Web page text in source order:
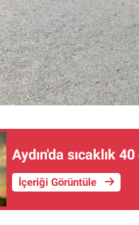
Aydın'da sıcaklık
İçeriği Görüntüle